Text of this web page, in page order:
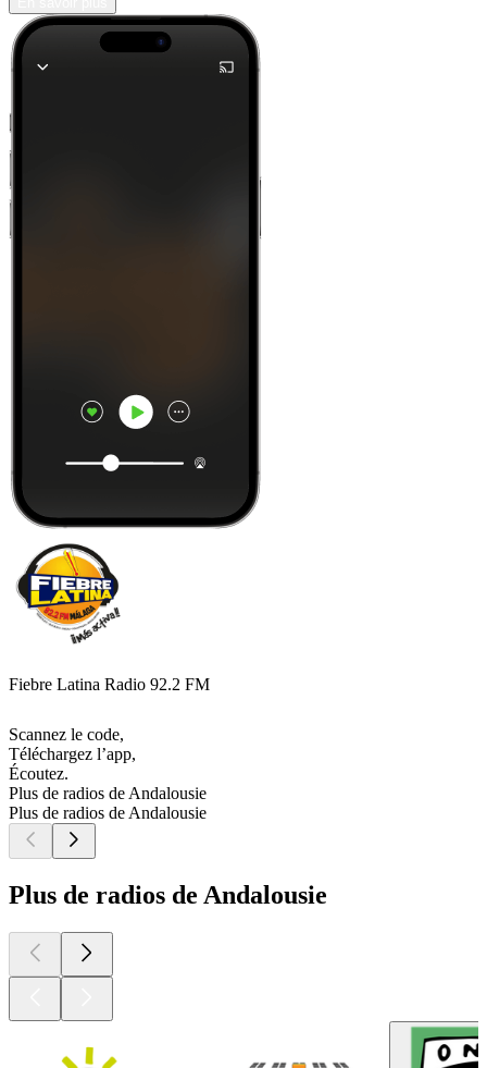
Fiebre Latina Radio 92.2 FM
Scannez le code,
Téléchargez l’app,
Écoutez.
Plus de radios de Andalousie
Plus de radios de Andalousie
Plus de radios de Andalousie